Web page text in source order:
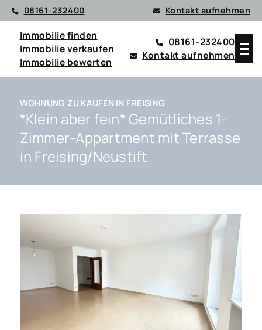
08161-232400 Kontakt aufnehmen
Immobilie finden
Immobilie verkaufen
Immobilie bewerten
08161-232400
Kontakt aufnehmen
WOHNUNG ZU KAUFEN IN FREISING
*Klein aber fein* Gemütliches 1-
Zimmer-Appartment mit Terrasse
in Freising/Neustift